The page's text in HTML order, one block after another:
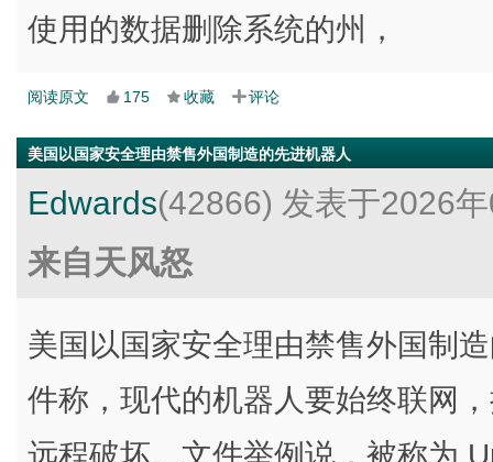
使用的数据删除系统的州，
阅读原文 175 收藏 评论
美国以国家安全理由禁售外国制造的先进机器人
Edwards(42866) 发表于2026
来自天风怒
美国以国家安全理由禁售外国制
件称，现代的机器人要始终联网
远程破坏。文件举例说，被称为